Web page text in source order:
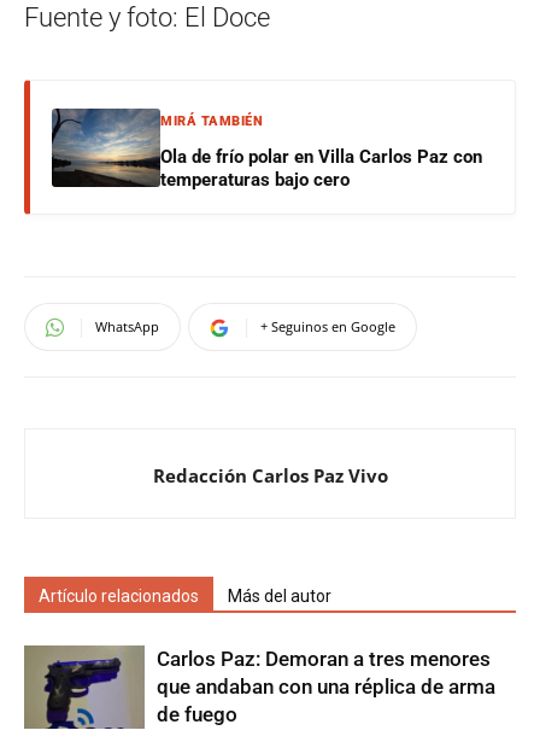
Fuente y foto: El Doce
MIRÁ TAMBIÉN
Ola de frío polar en Villa Carlos Paz con
temperaturas bajo cero
WhatsApp + Seguinos en Google
Redacción Carlos Paz Vivo
Artículo relacionados Más del autor
Carlos Paz: Demoran a tres menores
que andaban con una réplica de arma
de fuego